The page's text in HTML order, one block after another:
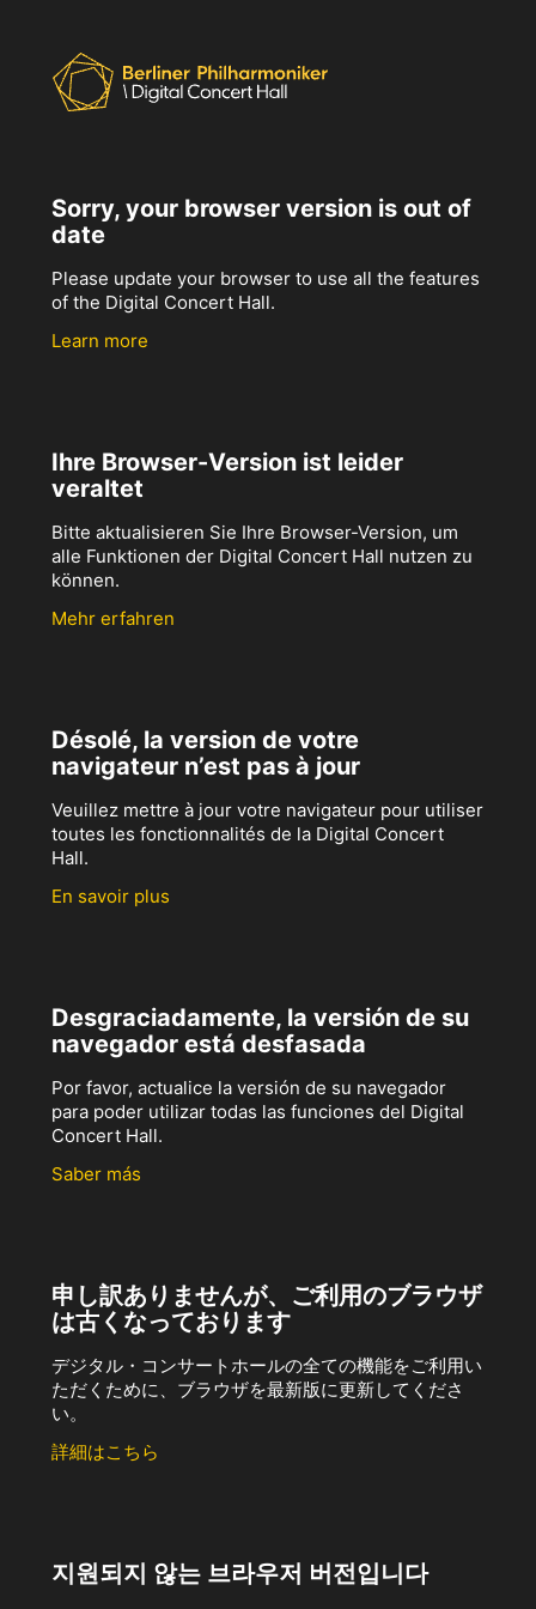
Sorry, your browser version is out of
date
Please update your browser to use all the features
of the Digital Concert Hall.
Learn more
Ihre Browser-Version ist leider
veraltet
Bitte aktualisieren Sie Ihre Browser-Version, um
alle Funktionen der Digital Concert Hall nutzen zu
können.
Mehr erfahren
Désolé, la version de votre
navigateur n’est pas à jour
Veuillez mettre à jour votre navigateur pour utiliser
toutes les fonctionnalités de la Digital Concert
Hall.
En savoir plus
Desgraciadamente, la versión de su
navegador está desfasada
Por favor, actualice la versión de su navegador
para poder utilizar todas las funciones del Digital
Concert Hall.
Saber más
申し訳ありませんが、ご利用のブラウザ
は古くなっております
デジタル・コンサートホールの全ての機能をご利用い
ただくために、ブラウザを最新版に更新してくださ
い。
詳細はこちら
지원되지 않는 브라우저 버전입니다